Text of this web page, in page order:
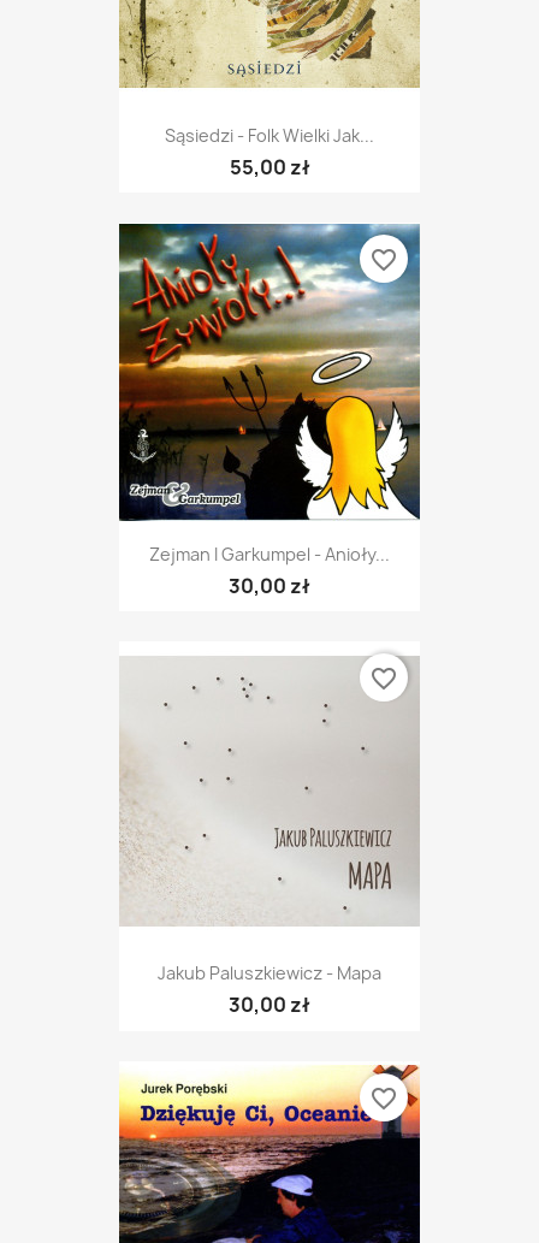
Sąsiedzi - Folk Wielki Jak...
55,00 zł
Zejman I Garkumpel - Anioły...
30,00 zł
favorite_border
Jakub Paluszkiewicz - Mapa
30,00 zł
favorite_border
favorite_border